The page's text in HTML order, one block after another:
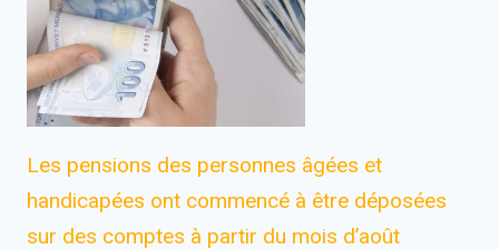
Les pensions des personnes âgées et
handicapées ont commencé à être déposées
sur des comptes à partir du mois d’août